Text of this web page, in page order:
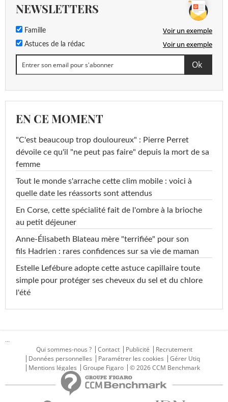
NEWSLETTERS
Famille Voir un exemple
Astuces de la rédac Voir un exemple
EN CE MOMENT
"C'est beaucoup trop douloureux" : Pierre Perret
dévoile ce qu'il "ne peut pas faire" depuis la mort de sa
femme
Tout le monde s'arrache cette clim mobile : voici à
quelle date les réassorts sont attendus
En Corse, cette spécialité fait de l'ombre à la brioche
au petit déjeuner
Anne-Élisabeth Blateau mère "terrifiée" pour son
fils Hadrien : rares confidences sur sa vie de maman
Estelle Lefébure adopte cette astuce capillaire toute
simple pour protéger ses cheveux du sel et du chlore
l'été
...
Qui sommes-nous ?
Contact Publicité
Recrutement
Données personnelles
Paramétrer les cookies
Gérer Utiq
Mentions légales
Groupe Figaro © 2026 CCM Benchmark